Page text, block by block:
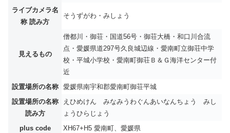
ライブカメラ名
称 読み方
そうずがわ・みしょう
見えるもの
僧都川・御荘・国道56号・御荘大橋・和口川合流
点・愛媛県道297号久良城辺線・愛南町立御荘中学
校・平城小学校・愛南町御荘Ｂ＆Ｇ海洋センター付
近
設置場所の名称
愛媛県南宇和郡愛南町御荘平城
設置場所の名称
読み方
えひめけん みなみうわぐんあいなんちょう みし
ょうひらじょう
plus code
XH67+H5 愛南町、愛媛県